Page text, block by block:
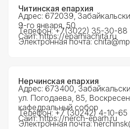
Новости
Проекты
Контакты
Читинская епархия
Адрес: ​672039,
9-го января, 50
Телефон: +7(3022) 35-30-88
Сайт:https://eparhiachita.ru
Электронная почта:
Нерчинская епархия
Адрес: 673400,
ул. Погодаева, 85,
кафедральный собор
Телефон: +7 (30242) 4-10-65
Сайт:https://nerch-eparh.ru
Электронная почта: